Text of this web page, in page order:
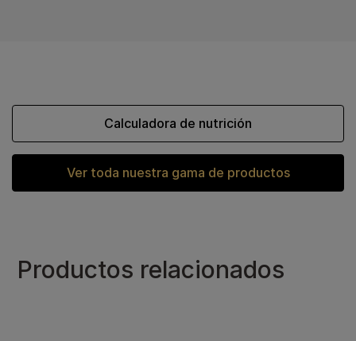
Ver toda nuestra gama de productos
Calculadora de nutrición
Productos relacionados